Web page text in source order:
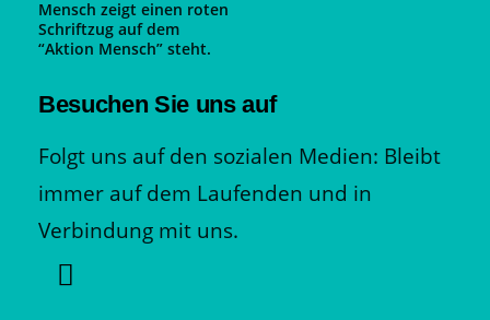
Besuchen Sie uns auf
Folgt uns auf den sozialen Medien: Bleibt
immer auf dem Laufenden und in
Verbindung mit uns.